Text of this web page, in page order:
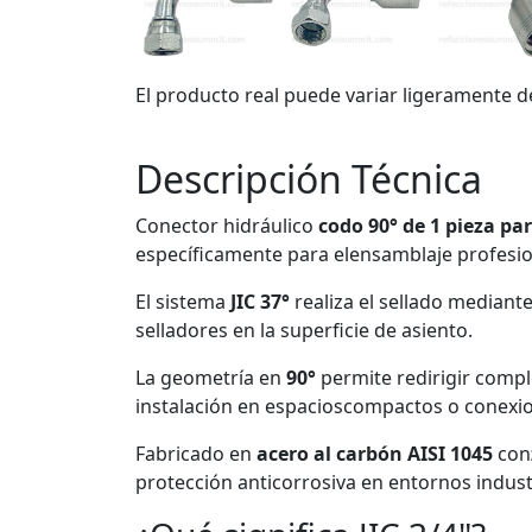
El producto real puede variar ligeramente
Descripción Técnica
Conector hidráulico codo 90° de 1 pieza
específicamente para elensamblaje
El sistema JIC 37° realiza el sellado
selladores en la superficie de asiento.
La geometría en 90° permite redirigir
instalación en espacioscompactos o
Fabricado en acero al carbón AISI 1045 con
protección anticorrosiva en entornos